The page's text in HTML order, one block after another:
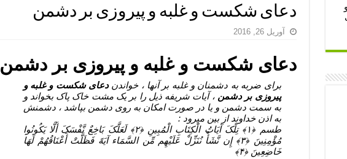
– دعای ترس و بی خوابی کودکان
دعای رفع مشکلات و طلب حاجت
– آیه‌ جلب ثروت و برکت مال
چشم زخم – دعای چشم زخم ماشاالله
برای آرامش قلب و رفع اضطراب
روز – دعای ثروت حضرت سلیمان
دعای شکست و غلبه و پیروزی بر دشمن
آوریل 26, 2016
دعای شکست و غلبه و پیروزی بر دشمن
برای ضربه به دشمنان و غلبه بر آنها ، خواندندعای شکست و غلبه و
پیروزی بر دشمن ، آیات شریفه ذیل را بر یک مشت خاک پاک بخواند و
به سمت دشمن و یا در صورت امکان به روی دشمن بپاشد ، دشمنش
به اذن خداوند از بین میرود :
طسم ﴿۱﴾ تِلْکَ آیَاتُ الْکِتَابِ الْمُبِینِ ﴿۲﴾ لَعَلَّکَ بَاخِعٌ نَّفْسَکَ أَلَّا یَکُونُوا
مُؤْمِنِینَ ﴿۳﴾ إِن نَّشَأْ نُنَزِّلْ عَلَیْهِم مِّن السَّمَاء آیَهً فَظَلَّتْ أَعْنَاقُهُمْ لَهَا
خَاضِعِینَ ﴿۴﴾